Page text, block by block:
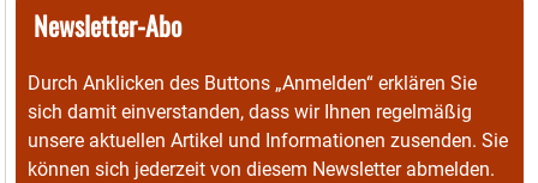
Newsletter-Abo
Durch Anklicken des Buttons „Anmelden“ erklären Sie
sich damit einverstanden, dass wir Ihnen regelmäßig
unsere aktuellen Artikel und Informationen zusenden. Sie
können sich jederzeit von diesem Newsletter abmelden.